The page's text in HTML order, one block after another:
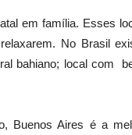
em família. Esses
No Brasil
bahiano; local com
Buenos Aires é a